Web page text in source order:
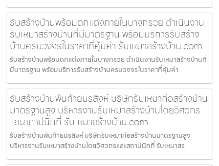
รับสร้างบ้านพร้อมตกแต่งภายในบางกรวย ดำเนินงาน
รับเหมาสร้างบ้านที่มีมาตรฐาน พร้อมบริการรับสร้าง
บ้านครบวงจรในราคาที่คุ้มค่า รับเหมาสร้างบ้าน.com
รับสร้างบ้านพร้อมตกแต่งภายในบางกรวย ดำเนินงานรับเหมาสร้างบ้านที่
มีมาตรฐาน พร้อมบริการรับสร้างบ้านครบวงจรในราคาที่คุ้มค่า
รับสร้างบ้านพันท้ายนรสิงห์ บริษัทรับเหมาก่อสร้างบ้าน
มาตรฐานสูง บริหารงานรับเหมาสร้างบ้านโดยวิศวกร
และสถาปนิกที่ รับเหมาสร้างบ้าน.com
รับสร้างบ้านพันท้ายนรสิงห์ บริษัทรับเหมาก่อสร้างบ้านมาตรฐานสูง
บริหารงานรับเหมาสร้างบ้านโดยวิศวกรและสถาปนิกที่ รับเหมาสร